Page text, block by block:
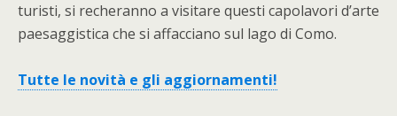
turisti, si recheranno a visitare questi capolavori d’arte
paesaggistica che si affacciano sul lago di Como.
Tutte le novità e gli aggiornamenti!